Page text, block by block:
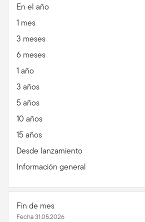
En el año
1 mes
3 meses
6 meses
1 año
3 años
5 años
10 años
15 años
Desde lanzamiento
Información general
Fin de mes
Fecha 31.05.2026